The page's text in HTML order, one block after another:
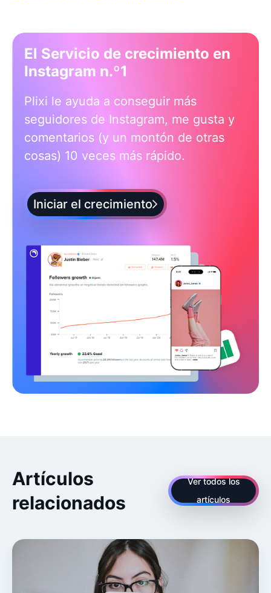
El Servicio de crecimiento en
Instagram n.º1
Plixi le ayuda a conseguir más
seguidores de Instagram, me gusta y
comentarios (y un montón de otras
cosas) 10 veces más rápido.
Iniciar el crecimiento
Artículos
relacionados
Ver todos los
artículos